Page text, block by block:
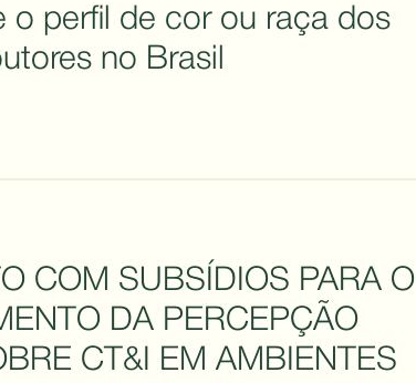
o perfil de cor ou raça dos
no Brasil
COM SUBSÍDIOS PARA O
DA PERCEPÇÃO
CT&I EM AMBIENTES